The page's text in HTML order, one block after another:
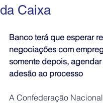
da Caixa
Banco terá que esperar
negociações com
somente depois,
adesão ao processo
A Confederação